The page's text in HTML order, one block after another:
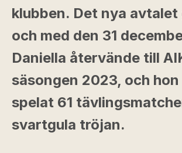
klubben. Det nya
och med den 31
Daniella återvände till
säsongen 2023, och
spelat 61
svartgula tröjan.